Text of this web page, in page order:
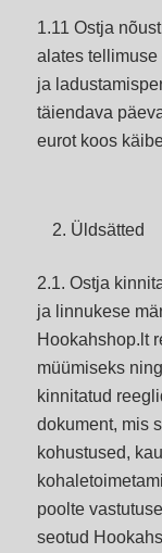
1.11 Ostja
alates
ja
täiendava
eurot koos
Üldsätted
2.1. Ostja
ja linnukese
Hookahshop.lt
müümiseks
kinnitatud
dokument, mis
kohustused,
poolte
seotud